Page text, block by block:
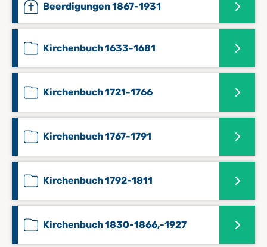
Beerdigungen 1867-1931
Kirchenbuch 1633-1681
Kirchenbuch 1721-1766
Kirchenbuch 1767-1791
Kirchenbuch 1792-1811
Kirchenbuch 1830-1866,-1927